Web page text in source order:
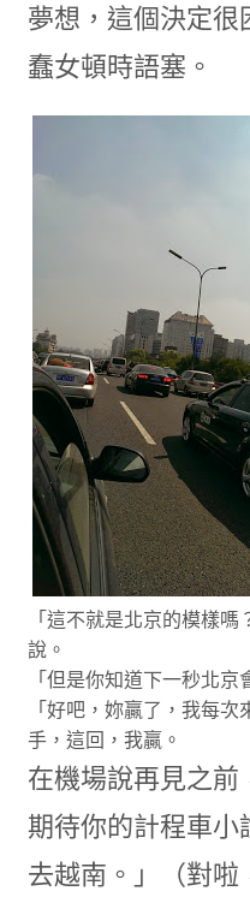
夢想，這個決定很
蠢女頓時語塞。
「這不就是北京的模樣
說。
「但是你知道下一秒北京
「好吧，妳贏了，我每
手，這回，我贏。
在機場說再見之前
期待你的計程車小
去越南。」（對啦